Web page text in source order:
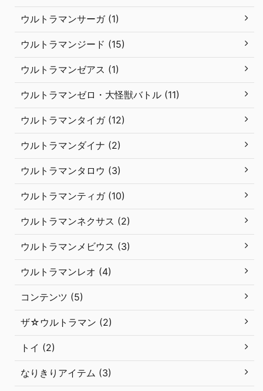
ウルトラマンサーガ (1)
ウルトラマンジード (15)
ウルトラマンゼアス (1)
ウルトラマンゼロ・大怪獣バトル (11)
ウルトラマンタイガ (12)
ウルトラマンダイナ (2)
ウルトラマンタロウ (3)
ウルトラマンティガ (10)
ウルトラマンネクサス (2)
ウルトラマンメビウス (3)
ウルトラマンレオ (4)
コンテンツ (5)
ザ☆ウルトラマン (2)
トイ (2)
なりきりアイテム (3)